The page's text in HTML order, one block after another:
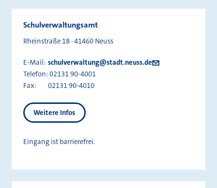
Schulverwaltungsamt
Rheinstraße 18 · 41460 Neuss
E-Mail: schulverwaltung@stadt.neuss.de
Telefon: 02131 90-4001
Fax:
02131 90-4010
Weitere Infos
Eingang ist barrierefrei.